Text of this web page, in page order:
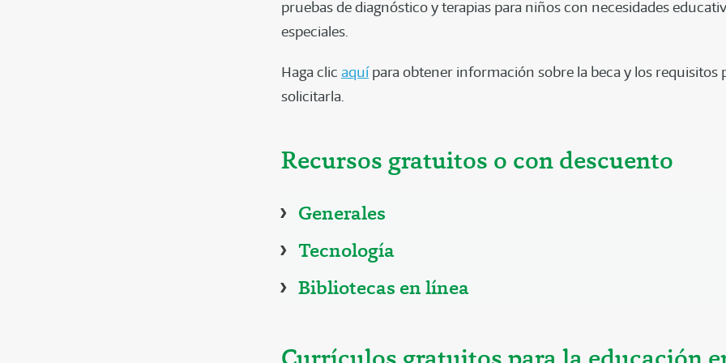
pruebas de diagnóstico y terapias para niños con necesidades
especiales.
Haga clic aquípara obtener información sobre la beca y los requisitos
solicitarla.
Recursos gratuitos o con descuento
Generales
Tecnología
Bibliotecas en línea